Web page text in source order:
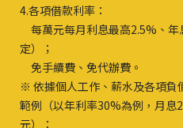
4.各項借款利率：
每萬元每月利息最高2.5%、
定）；
免手續費、免代辦費。
※ 依據個人工作、薪水及各項負
範例（以年利率30%為例，月息
元）：